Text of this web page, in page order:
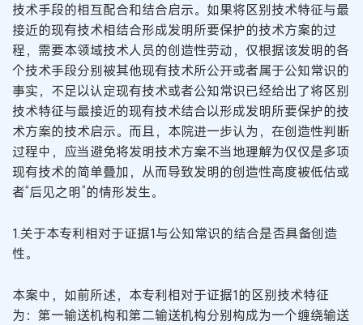
技术手段的相互配合和结合启示。如果将区别技术特征与最
接近的现有技术相结合形成发明所要保护的技术方案的过
程，需要本领域技术人员的创造性劳动，仅根据该发明的各
个技术手段分别被其他现有技术所公开或者属于公知常识的
事实，不足以认定现有技术或者公知常识已经给出了将区别
技术特征与最接近的现有技术结合以形成发明所要保护的技
术方案的技术启示。而且，本院进一步认为，在创造性判断
过程中，应当避免将发明技术方案不当地理解为仅仅是多项
现有技术的简单叠加，从而导致发明的创造性高度被低估或
者“后见之明”的情形发生。
1.关于本专利相对于证据1与公知常识的结合是否具备创造
性。
本案中，如前所述，本专利相对于证据1的区别技术特征
为：第一输送机构和第二输送机构分别构成为一个缠绕输送